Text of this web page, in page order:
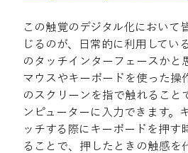
この触覚のデジタル化において
じるのが、日常的に利用してい
のタッチインターフェースかと
マウスやキーボードを使った操
のスクリーンを指で触れること
ンピューターに入力できます。
ッチする際にキーボードを押す
ることで、押したときの触感を